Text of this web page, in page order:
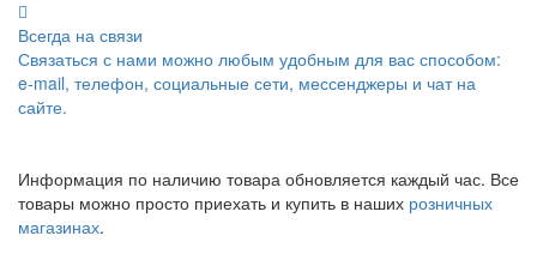
Всегда на связи
Связаться с нами можно любым удобным для вас способом:
e-mail, телефон, социальные сети, мессенджеры и чат на
сайте.
Информация по наличию товара обновляется каждый час. Все
товары можно просто приехать и купить в наших розничных
магазинах.